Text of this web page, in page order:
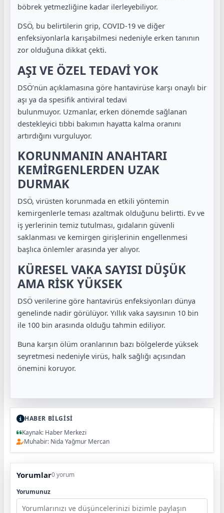
böbrek yetmezliğine kadar ilerleyebiliyor.
DSÖ, bu belirtilerin grip, COVID-19 ve diğer
enfeksiyonlarla karışabilmesi nedeniyle erken tanının
zor olduğuna dikkat çekti.
AŞI VE ÖZEL TEDAVİ YOK
DSÖ’nün açıklamasına göre hantavirüse karşı onaylı bir
aşı ya da spesifik antiviral tedavi
bulunmuyor. Uzmanlar, erken dönemde sağlanan
destekleyici tıbbi bakımın hayatta kalma oranını
artırdığını vurguluyor.
KORUNMANIN ANAHTARI
KEMİRGENLERDEN UZAK
DURMAK
DSÖ, virüsten korunmada en etkili yöntemin
kemirgenlerle teması azaltmak olduğunu belirtti. Ev ve
iş yerlerinin temiz tutulması, gıdaların güvenli
saklanması ve kemirgen girişlerinin engellenmesi
başlıca önlemler arasında yer alıyor.
KÜRESEL VAKA SAYISI DÜŞÜK
AMA RİSK YÜKSEK
DSÖ verilerine göre hantavirüs enfeksiyonları dünya
genelinde nadir görülüyor. Yıllık vaka sayısının 10 bin
ile 100 bin arasında olduğu tahmin ediliyor.
Buna karşın ölüm oranlarının bazı bölgelerde yüksek
seyretmesi nedeniyle virüs, halk sağlığı açısından
önemini koruyor.
HABER BİLGİSİ
Kaynak: Haber Merkezi
Muhabir: Nida Yağmur Mercan
Yorumlar0 yorum
Yorumunuz